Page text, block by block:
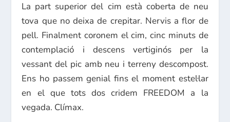
La part superior del cim està coberta de neu
tova que no deixa de crepitar. Nervis a flor de
pell. Finalment coronem el cim, cinc minuts de
contemplació i descens vertiginós per la
vessant del pic amb neu i terreny descompost.
Ens ho passem genial fins el moment estel·lar
en el que tots dos cridem FREEDOM a la
vegada. Clímax.